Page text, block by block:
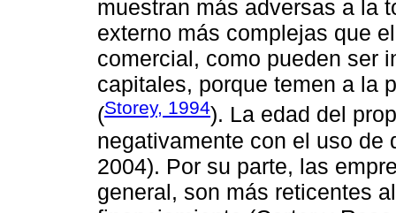
muestran más adversas a la
externo más complejas que
comercial, como pueden ser
capitales, porque temen a la
(Storey, 1994). La edad del
negativamente con el uso de
2004). Por su parte, las
general, son más reticentes